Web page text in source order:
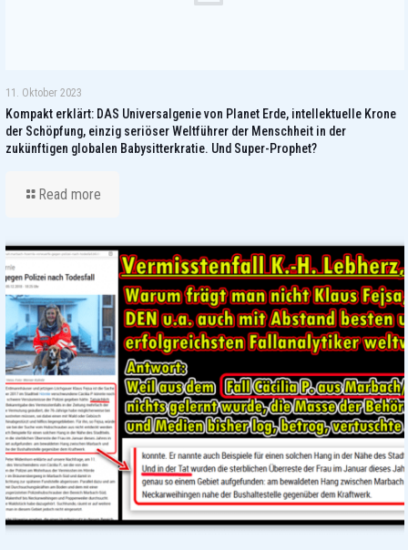
11. Oktober 2023
Kompakt erklärt: DAS Universalgenie von Planet Erde, intellektuelle Krone
der Schöpfung, einzig seriöser Weltführer der Menschheit in der
zukünftigen globalen Babysitterkratie. Und Super-Prophet?
Read more